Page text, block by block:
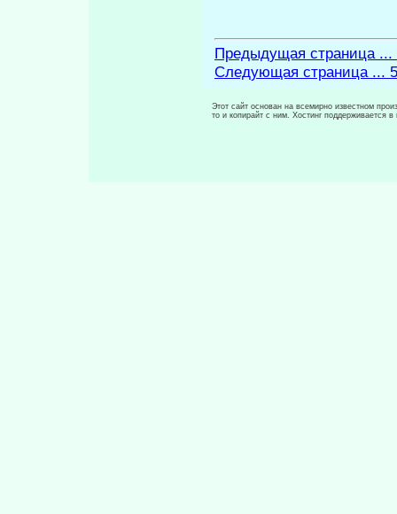
Предыдущая страница ...
Следующая страница ...
Этот сайт основан на всемирно известном
то и копирайт с ним. Хостинг поддерживается